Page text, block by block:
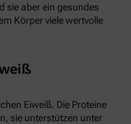
sie aber ein gesundes
Körper viele wertvolle
Eiweiß. Die Proteine
sie unterstützen unter